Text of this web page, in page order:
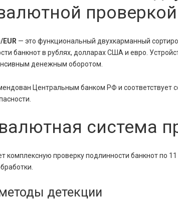
EUR — это функциональный двухкарманный
банкнот в рублях, долларах США и евро.
денежным оборотом.
Центральным банком РФ и соответствует
система
комплексную проверку подлинности банкнот
детекции